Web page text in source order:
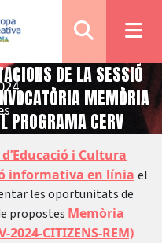
DE LA SESSIÓ
MEMÒRIA
PROGRAMA CERV
i Cultura
informativa en línia el
les oportunitats de
propostes Memòria
2024-CITIZENS-REM)